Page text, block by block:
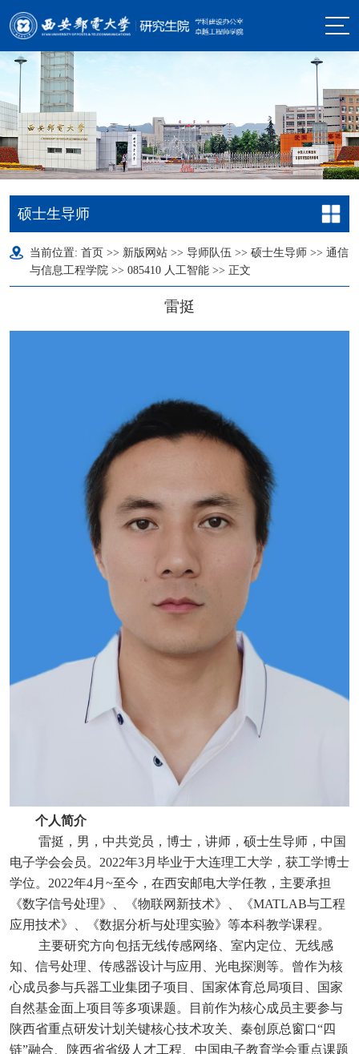
硕士生导师
当前位置: 首页 >> 新版网站 >> 导师队伍 >> 硕士生导师 >> 通信
与信息工程学院 >> 085410 人工智能 >> 正文
雷挺
个人简介
雷挺，男，中共党员，博士，讲师，硕士生导师，中国
电子学会会员。 2022年3月毕业于大连理工大学，获工学博士
学位。2022年4月~至今，在西安邮电大学任教，主要承担
《数字信号处理》、《物联网新技术》、《MATLAB与工程
应用技术》、《数据分析与处理实验》等本科教学课程。
主要研究方向包括无线传感网络、室内定位、无线感
知、信号处理、传感器设计与应用、光电探测等。曾作为核
心成员参与兵器工业集团子项目、国家体育总局项目、国家
自然基金面上项目等多项课题。目前作为核心成员主要参与
陕西省重点研发计划关键核心技术攻关、秦创原总窗口“四
链”融合、陕西省省级人才工程、中国电子教育学会重点课题